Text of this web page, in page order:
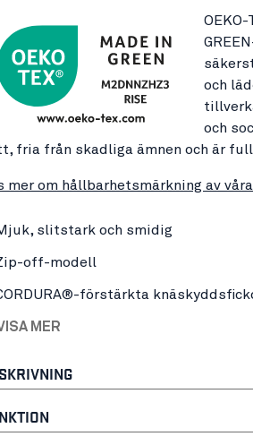
OEKO-
och
och
fria från skadliga ämnen och är
mer om hållbarhetsmärkning av
slitstark och smidig
off-modell
förstärkta
MER